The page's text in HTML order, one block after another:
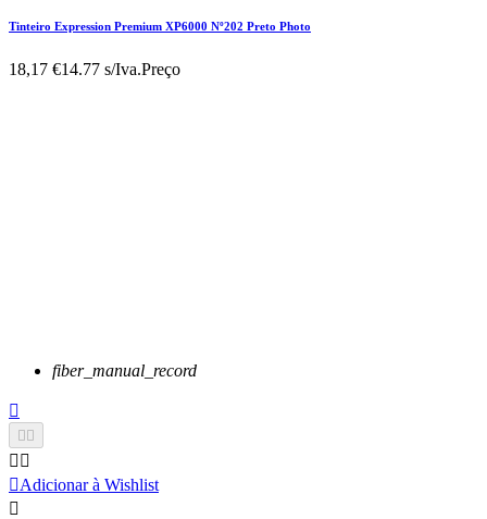
Tinteiro Expression Premium XP6000 Nº202 Preto Photo
18,17 €14.77 s/Iva.Preço
fiber_manual_record

 
 
Adicionar à Wishlist
